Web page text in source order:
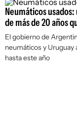
Neumáticos
de más de 20 años
El gobierno de
neumáticos y Uruguay
hasta este año